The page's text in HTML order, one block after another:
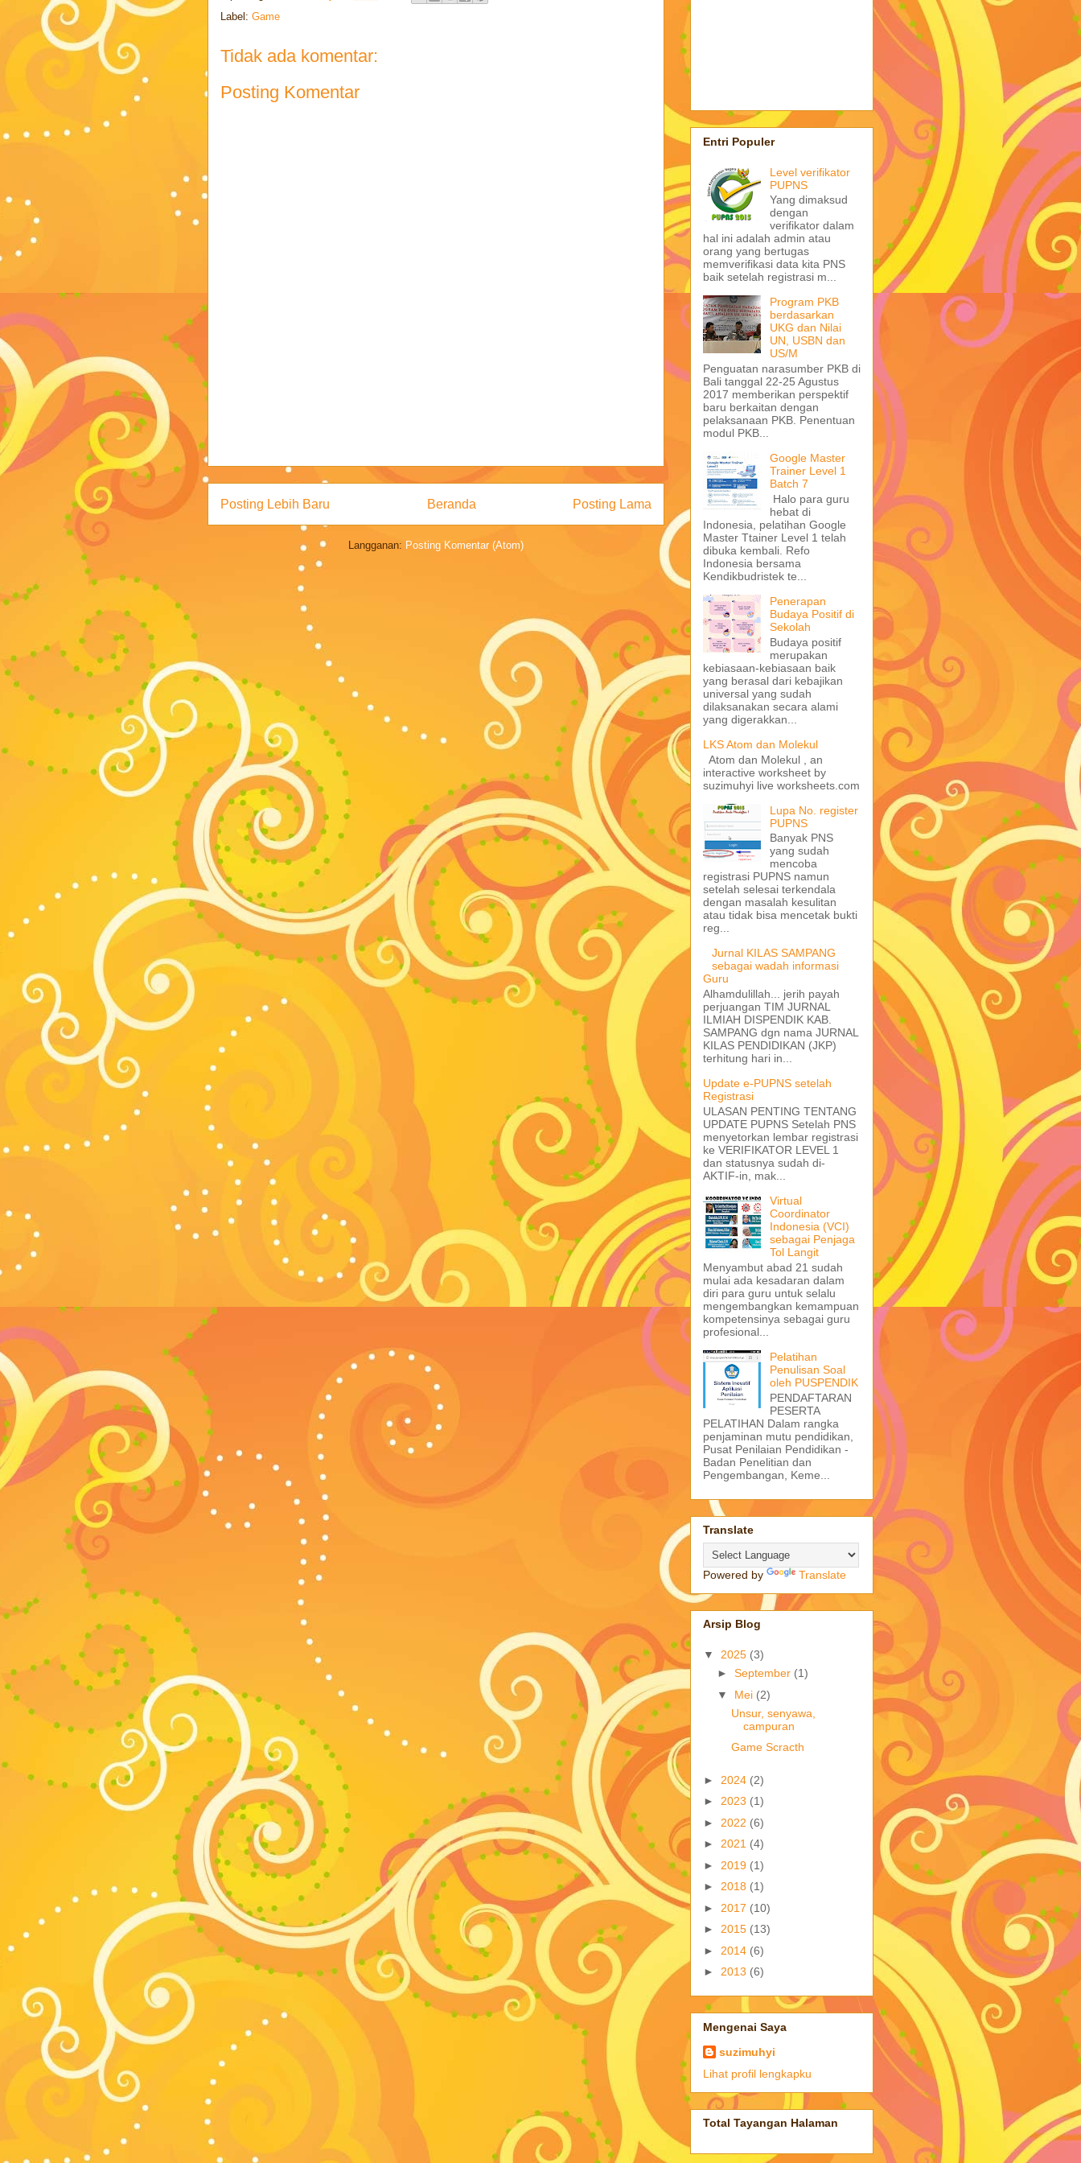
Label: Game
Tidak ada komentar:
Posting Komentar
Posting Lebih Baru Posting Lama
Beranda
Langganan: Posting Komentar (Atom)
Entri Populer
Level verifikator
PUPNS
Yang dimaksud
dengan
verifikator dalam
hal ini adalah admin atau
orang yang bertugas
memverifikasi data kita PNS
baik setelah registrasi m...
Program PKB
berdasarkan
UKG dan Nilai
UN, USBN dan
US/M
Penguatan narasumber PKB di
Bali tanggal 22-25 Agustus
2017 memberikan perspektif
baru berkaitan dengan
pelaksanaan PKB. Penentuan
modul PKB...
Google Master
Trainer Level 1
Batch 7
Halo para guru
hebat di
Indonesia, pelatihan Google
Master Ttainer Level 1 telah
dibuka kembali. Refo
Indonesia bersama
Kendikbudristek te...
Penerapan
Budaya Positif di
Sekolah
Budaya positif
merupakan
kebiasaan-kebiasaan baik
yang berasal dari kebajikan
universal yang sudah
dilaksanakan secara alami
yang digerakkan...
LKS Atom dan Molekul
Atom dan Molekul , an
interactive worksheet by
suzimuhyi live worksheets.com
Lupa No. register
PUPNS
Banyak PNS
yang sudah
mencoba
registrasi PUPNS namun
setelah selesai terkendala
dengan masalah kesulitan
atau tidak bisa mencetak bukti
reg...
Jurnal KILAS SAMPANG
sebagai wadah informasi
Guru
Alhamdulillah... jerih payah
perjuangan TIM JURNAL
ILMIAH DISPENDIK KAB.
SAMPANG dgn nama JURNAL
KILAS PENDIDIKAN (JKP)
terhitung hari in...
Update e-PUPNS setelah
Registrasi
ULASAN PENTING TENTANG
UPDATE PUPNS Setelah PNS
menyetorkan lembar registrasi
ke VERIFIKATOR LEVEL 1
dan statusnya sudah di-
AKTIF-in, mak...
Virtual
Coordinator
Indonesia (VCI)
sebagai Penjaga
Tol Langit
Menyambut abad 21 sudah
mulai ada kesadaran dalam
diri para guru untuk selalu
mengembangkan kemampuan
kompetensinya sebagai guru
profesional...
Pelatihan
Penulisan Soal
oleh PUSPENDIK
PENDAFTARAN
PESERTA
PELATIHAN Dalam rangka
penjaminan mutu pendidikan,
Pusat Penilaian Pendidikan -
Badan Penelitian dan
Pengembangan, Keme...
Translate
Powered by Translate
Arsip Blog
▼ 2025 (3)
► September (1)
▼ Mei (2)
Unsur, senyawa,
campuran
Game Scracth
► 2024 (2)
► 2023 (1)
► 2022 (6)
► 2021 (4)
► 2019 (1)
► 2018 (1)
► 2017 (10)
► 2015 (13)
► 2014 (6)
► 2013 (6)
Mengenai Saya
suzimuhyi
Lihat profil lengkapku
Total Tayangan Halaman